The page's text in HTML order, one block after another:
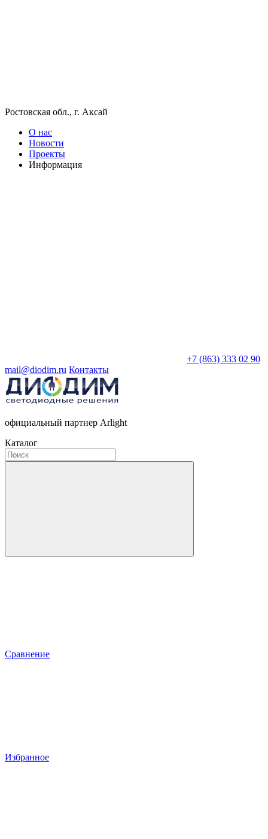
Ростовская обл., г. Аксай
О нас
Новости
Проекты
Информация
+7 (863) 333 02 90
mail@diodim.ru Контакты
официальный партнер Arlight
Каталог
Сравнение
Избранное